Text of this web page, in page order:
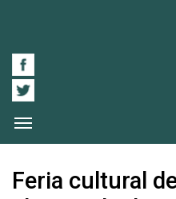
Feria cultural